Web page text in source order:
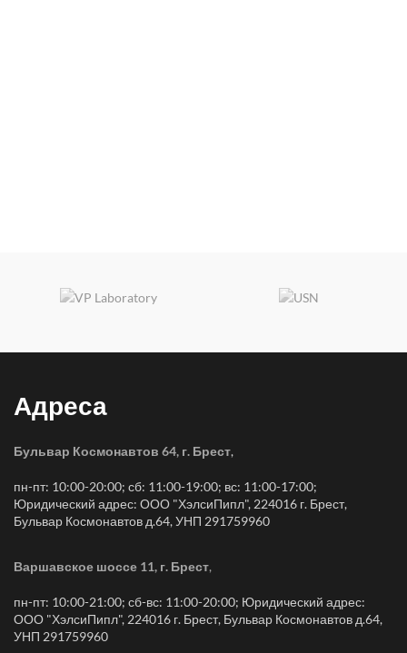
Адреса
Бульвар Космонавтов 64, г. Брест,
пн-пт: 10:00-20:00; сб: 11:00-19:00; вс: 11:00-17:00;
Юридический адрес: ООО "ХэлсиПипл", 224016 г. Брест,
Бульвар Космонавтов д.64, УНП 291759960
Варшавское шоссе 11, г. Брест,
пн-пт: 10:00-21:00; сб-вс: 11:00-20:00; Юридический адрес:
ООО "ХэлсиПипл", 224016 г. Брест, Бульвар Космонавтов д.64,
УНП 291759960